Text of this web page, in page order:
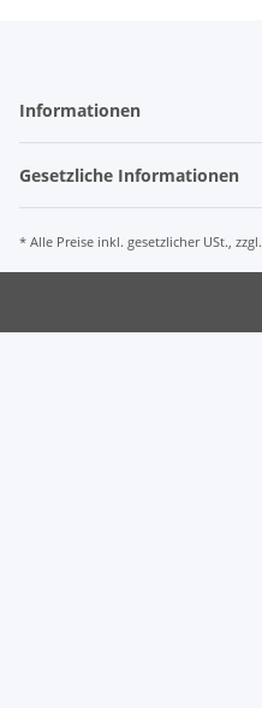
Informationen
Gesetzliche Informationen
* Alle Preise inkl. gesetzlicher USt., zzgl.